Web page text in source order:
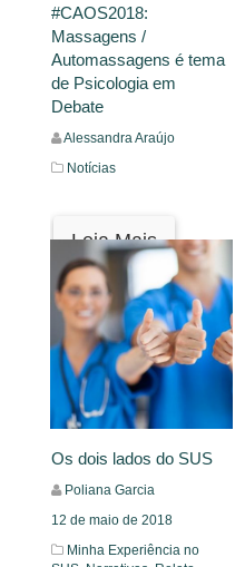
#CAOS2018:
Massagens /
Automassagens é tema
de Psicologia em
Debate
Alessandra Araújo
Notícias
Leia Mais
Os dois lados do SUS
Poliana Garcia
12 de maio de 2018
Minha Experiência no